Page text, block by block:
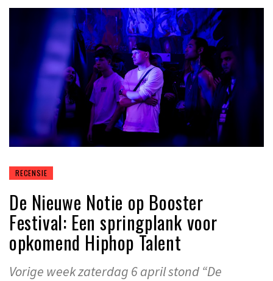
RECENSIE
De Nieuwe Notie op Booster
Festival: Een springplank voor
opkomend Hiphop Talent
Vorige week zaterdag 6 april stond “De